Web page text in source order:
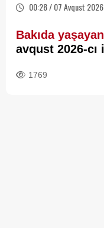
00:28 / 07 Avqust 2026
Bakıda
avqust 2026-cı
1769